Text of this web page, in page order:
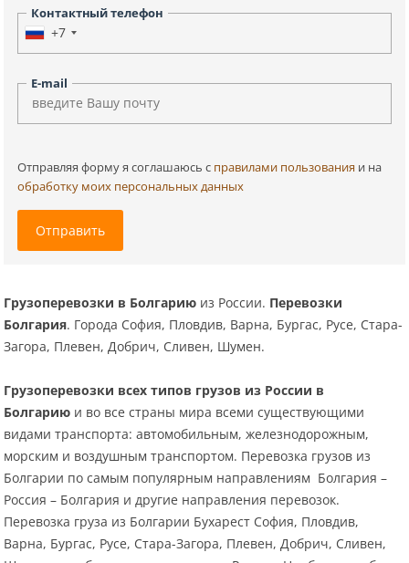
Контактный телефон
+7
E-mail
Отправляя форму я соглашаюсь c правилами пользования и на
обработку моих персональных данных
Отправить
Грузоперевозки в Болгарию из России. Перевозки
Болгария. Города София, Пловдив, Варна, Бургас, Русе, Стара-
Загора, Плевен, Добрич, Сливен, Шумен.
Грузоперевозки всех типов грузов из России в
Болгарию и во все страны мира всеми существующими
видами транспорта: автомобильным, железнодорожным,
морским и воздушным транспортом. Перевозка грузов из
Болгарии по самым популярным направлениям Болгария –
Россия – Болгария и другие направления перевозок.
Перевозка груза из Болгарии Бухарест София, Пловдив,
Варна, Бургас, Русе, Стара-Загора, Плевен, Добрич, Сливен,